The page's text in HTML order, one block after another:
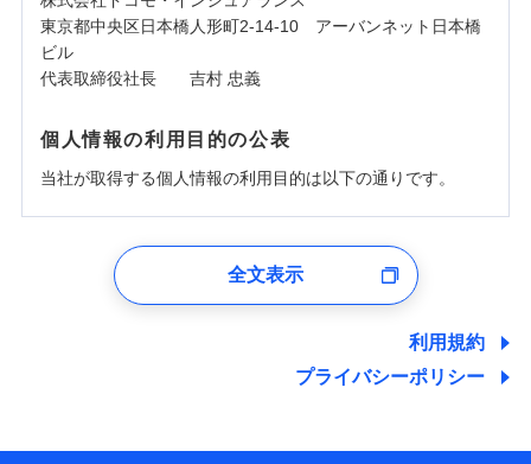
東京都中央区日本橋人形町2-14-10 アーバンネット日本橋
ビル
代表取締役社長 吉村 忠義
個人情報の利用目的の公表
当社が取得する個人情報の利用目的は以下の通りです。
ユーザー登録受付および、管理のため
しくは委託を受けている保険会社・提携会社の保険その他に
関する情報を提供し、金融商品等の契約を勧奨するため、ま
た維持管理等の委託業務遂行のため、またそれらに付帯、関
情報を取引のある他の保険会社の商品・サービスをご提案す
全文表示
利用規約
プライバシーポリシー